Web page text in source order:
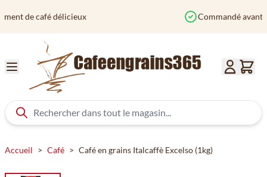
Commandé avant 12h? Expédié aujourd'hui
Accueil > Café > Café en grains Italcaffè Excelso (1kg)